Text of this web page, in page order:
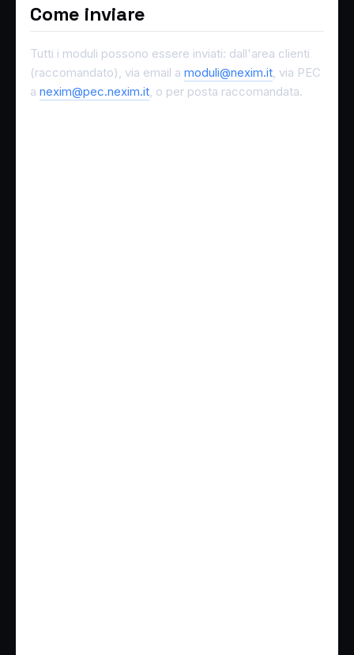
Come inviare
Tutti i moduli possono essere inviati: dall'area clienti
(raccomandato), via email a moduli@nexim.it , via PEC
a nexim@pec.nexim.it , o per posta raccomandata.